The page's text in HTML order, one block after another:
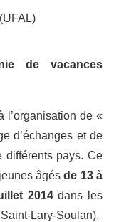
de vacances
l’organisation de «
d’échanges et de
différents pays. Ce
âgés de 13 à
2014dans les
Lary-Soulan).